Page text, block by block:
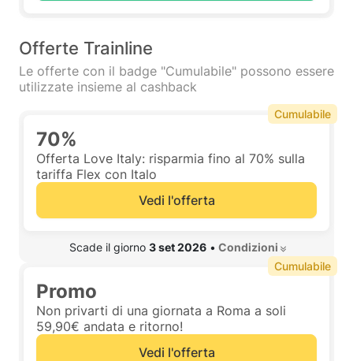
Offerte Trainline
Le offerte con il badge "Cumulabile" possono essere
utilizzate insieme al cashback
70%
Offerta Love Italy: risparmia fino al 70% sulla
tariffa Flex con Italo
Vedi l'offerta
Scade il giorno 3 set 2026 • Condizioni
Cumulabile
Promo
Non privarti di una giornata a Roma a soli
59,90€ andata e ritorno!
Vedi l'offerta
Cumulabile